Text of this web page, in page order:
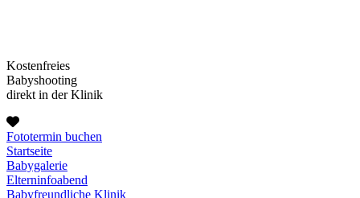
Kostenfreies
Babyshooting
direkt in der Klinik
Fototermin buchen
Startseite
Babygalerie
Elterninfoabend
Babyfreundliche Klinik